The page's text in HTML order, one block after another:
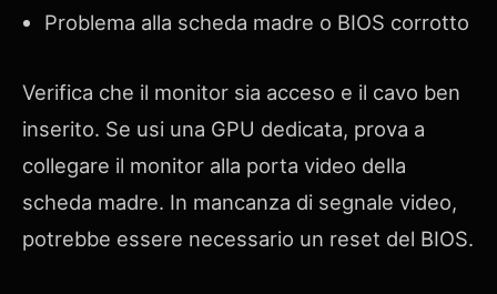
Problema alla scheda madre o BIOS corrotto
Verifica che il monitor sia acceso e il cavo ben
inserito. Se usi una GPU dedicata, prova a
collegare il monitor alla porta video della
scheda madre. In mancanza di segnale video,
potrebbe essere necessario un reset del BIOS.